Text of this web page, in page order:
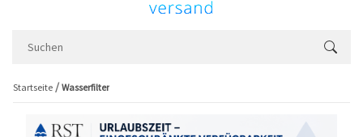
Startseite Wasserfilter